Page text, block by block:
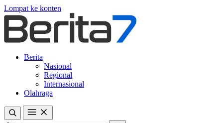
Lompat ke konten
Berita
Nasional
Regional
Internasional
Olahraga